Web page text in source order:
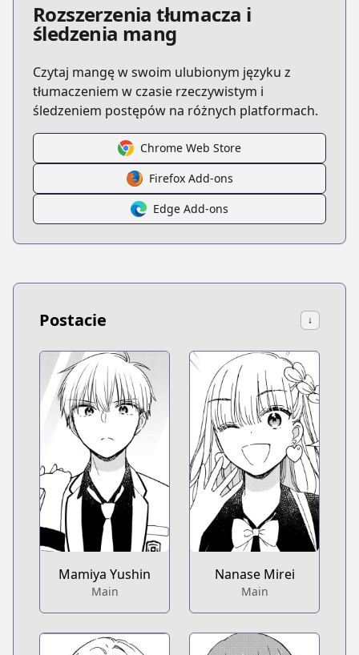
Rozszerzenia tłumacza i
śledzenia mang
Czytaj mangę w swoim ulubionym języku z
tłumaczeniem w czasie rzeczywistym i
śledzeniem postępów na różnych platformach.
Chrome Web Store
Firefox Add-ons
Edge Add-ons
Postacie ↓
Mamiya Yushin
Main
Nanase Mirei
Main